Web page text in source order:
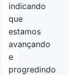
indicando
que
estamos
avançando
e
progredindo